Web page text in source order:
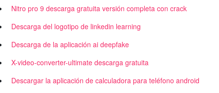
Nitro pro 9 descarga gratuita versión completa con crack
Descarga del logotipo de linkedin learning
Descarga de la aplicación ai deepfake
X-video-converter-ultimate descarga gratuita
Descargar la aplicación de calculadora para teléfono android